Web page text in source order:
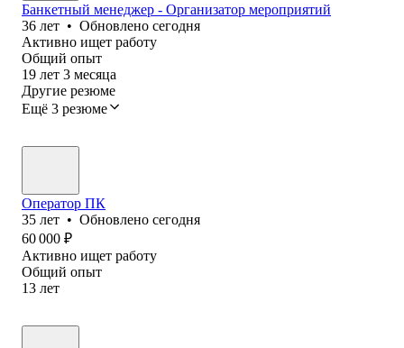
Банкетный менеджер - Организатор мероприятий
36 лет • Обновлено сегодня
Активно ищет работу
Общий опыт
19 лет 3 месяца
Другие резюме
Ещё 3 резюме
Оператор ПК
35 лет • Обновлено сегодня
60 000 ₽
Активно ищет работу
Общий опыт
13 лет